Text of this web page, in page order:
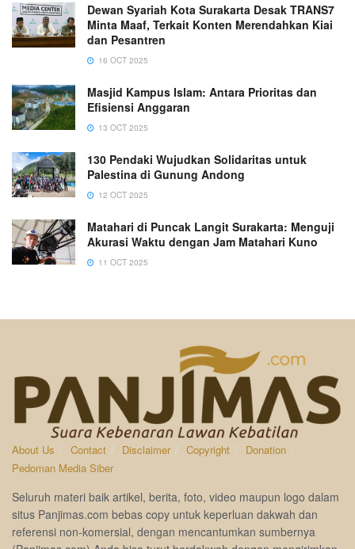
Dewan Syariah Kota Surakarta Desak TRANS7
Minta Maaf, Terkait Konten Merendahkan Kiai
dan Pesantren
16 OCT 2025
Masjid Kampus Islam: Antara Prioritas dan
Efisiensi Anggaran
13 OCT 2025
130 Pendaki Wujudkan Solidaritas untuk
Palestina di Gunung Andong
12 OCT 2025
Matahari di Puncak Langit Surakarta: Menguji
Akurasi Waktu dengan Jam Matahari Kuno
11 OCT 2025
About Us Contact Disclaimer Copyright
Donation
Pedoman Media Siber
Seluruh materi baik artikel, berita, foto, video maupun logo dalam
situs Panjimas.com bebas copy untuk keperluan dakwah dan
referensi non-komersial, dengan mencantumkan sumbernya